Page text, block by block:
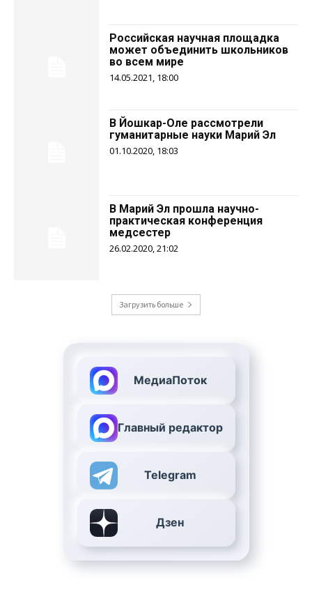
Российская научная площадка
может объединить школьников
во всем мире
14.05.2021, 18:00
В Йошкар-Оле рассмотрели
гуманитарные науки Марий Эл
01.10.2020, 18:03
В Марий Эл прошла научно-
практическая конференция
медсестер
26.02.2020, 21:02
Загрузить больше
МедиаПоток
Главный редактор
Telegram
Дзен